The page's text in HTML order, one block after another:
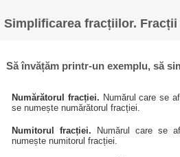
Simplificarea fracțiilor. Fracții
Să învățăm printr-un exemplu, să
Numărătorul fracției. Numărul care se
se numește numărătorul fracției.
Numitorul fracției. Numărul care se
numește numitorul fracției.